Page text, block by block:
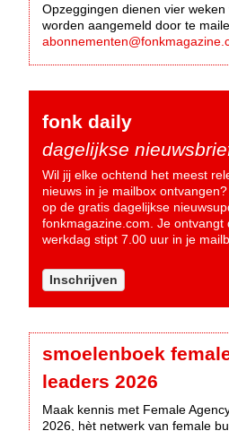
Opzeggingen dienen vier
worden aangemeld door te
fonk daily
dagelijkse
Wil jij elke ochtend het meest
nieuws in je mailbox
op de gratis dagelijkse
fonkmagazine.com. Je ontvangt
werkdag stipt 7.00 uur in je
Inschrijven
smoelenboek
leaders 2026
Maak kennis met Female
2026, hèt netwerk van female